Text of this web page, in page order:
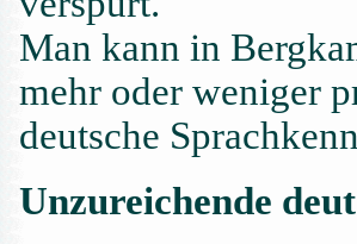
Man kann in
mehr oder weniger
deutsche
Unzureichende